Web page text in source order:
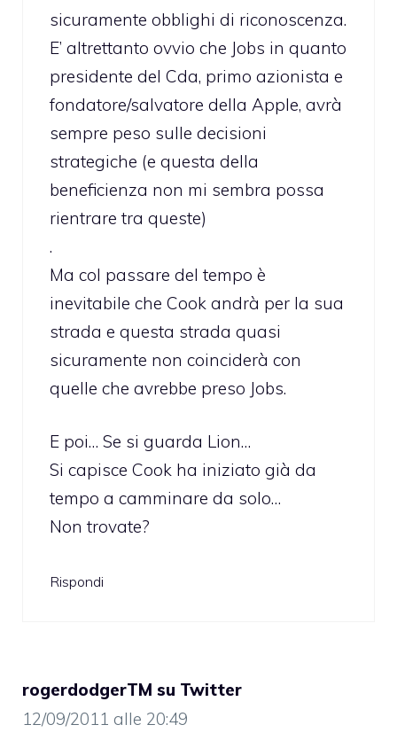
sicuramente obblighi di riconoscenza.
E’ altrettanto ovvio che Jobs in quanto
presidente del Cda, primo azionista e
fondatore/salvatore della Apple, avrà
sempre peso sulle decisioni
strategiche (e questa della
beneficienza non mi sembra possa
rientrare tra queste)
.
Ma col passare del tempo è
inevitabile che Cook andrà per la sua
strada e questa strada quasi
sicuramente non coinciderà con
quelle che avrebbe preso Jobs.
E poi… Se si guarda Lion…
Si capisce Cook ha iniziato già da
tempo a camminare da solo…
Non trovate?
Rispondi
rogerdodgerTM su Twitter
12/09/2011 alle 20:49